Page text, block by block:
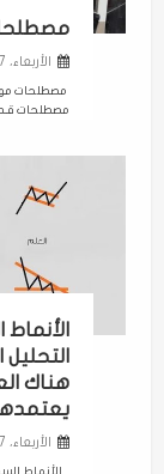
الأربعاء، 7 سبتمبر 2022
مصطلحات
مصطلحات قـد
هناك
الأربعاء، 7 سبتمبر 2022
الأنماط